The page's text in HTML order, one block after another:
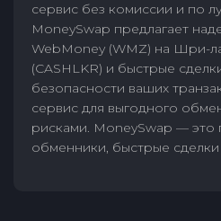
сервис без комиссии и по
MoneySwap предлагает
WebMoney (WMZ) на Шри-
(CASHLKR) и быстрые
безопасности ваших
сервис для выгодного
рисками. MoneySwap —
обменники, быстрые